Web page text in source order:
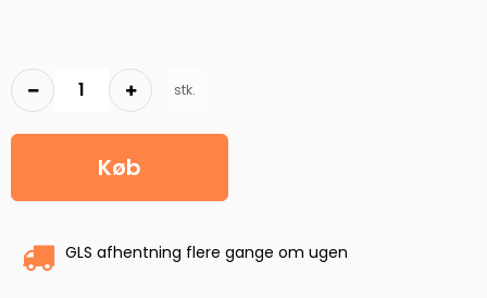
stk.
Køb
GLS afhentning flere gange om ugen